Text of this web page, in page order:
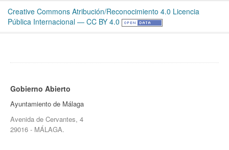
Creative Commons Atribución/Reconocimiento 4.0 Licencia
Pública Internacional — CC BY 4.0
Gobierno Abierto
Ayuntamiento de Málaga
Avenida de Cervantes, 4
29016 - MÁLAGA.